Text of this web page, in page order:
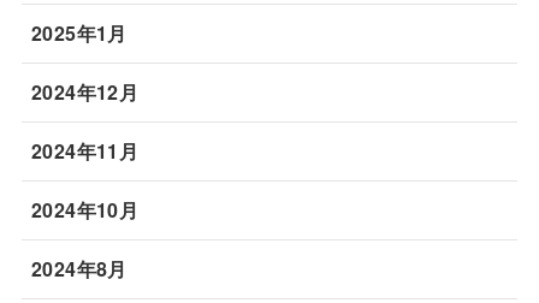
2025年1月
2024年12月
2024年11月
2024年10月
2024年8月